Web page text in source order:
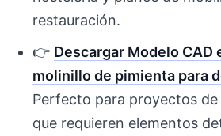
restauración.
👉 Descargar Modelo CAD
molinillo de pimienta para
Perfecto para proyectos
que requieren elementos